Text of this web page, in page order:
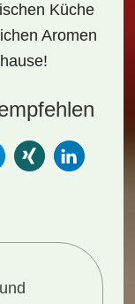
Küche
Aromen